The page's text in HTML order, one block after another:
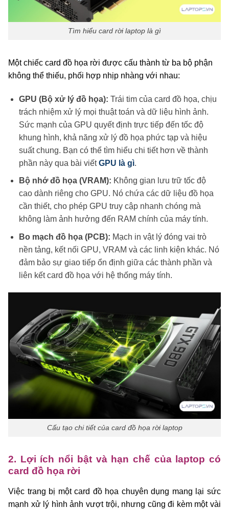
Tìm hiểu card rời laptop là gì
Một chiếc card đồ họa rời được cấu thành từ ba bộ phận
không thể thiếu, phối hợp nhịp nhàng với nhau:
GPU (Bộ xử lý đồ họa): Trái tim của card đồ họa, chịu
trách nhiệm xử lý mọi thuật toán và dữ liệu hình ảnh.
Sức mạnh của GPU quyết định trực tiếp đến tốc độ
khung hình, khả năng xử lý đồ họa phức tạp và hiệu
suất chung. Bạn có thể tìm hiểu chi tiết hơn về thành
phần này qua bài viếtGPU là gì.
Bộ nhớ đồ họa (VRAM): Không gian lưu trữ tốc độ
cao dành riêng cho GPU. Nó chứa các dữ liệu đồ họa
cần thiết, cho phép GPU truy cập nhanh chóng mà
không làm ảnh hưởng đến RAM chính của máy tính.
Bo mạch đồ họa (PCB): Mạch in vật lý đóng vai trò
nền tảng, kết nối GPU, VRAM và các linh kiện khác. Nó
đảm bảo sự giao tiếp ổn định giữa các thành phần và
liên kết card đồ họa với hệ thống máy tính.
Cấu tạo chi tiết của card đồ họa rời laptop
2. Lợi ích nổi bật và hạn chế của laptop có
card đồ họa rời
Việc trang bị một card đồ họa chuyên dụng mang lại sức
mạnh xử lý hình ảnh vượt trội, nhưng cũng đi kèm một vài